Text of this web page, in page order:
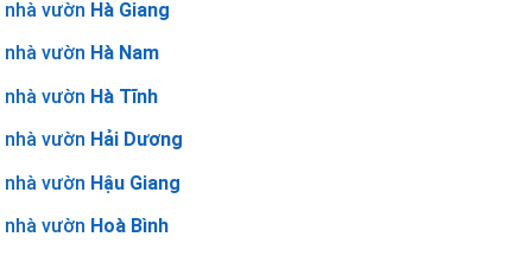
nhà vườn Hà Giang
nhà vườn Hà Nam
nhà vườn Hà Tĩnh
nhà vườn Hải Dương
nhà vườn Hậu Giang
nhà vườn Hoà Bình